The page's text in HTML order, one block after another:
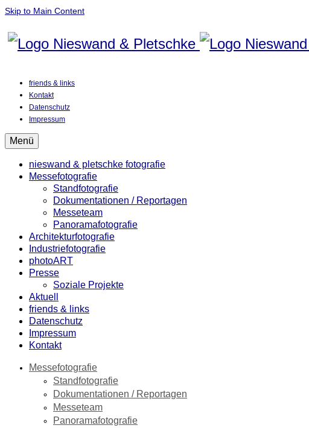
Skip to Main Content
friends & links
Kontakt
Datenschutz
Impressum
Menü
nieswand & pletschke fotografie
Messefotografie
Standfotografie
Dokumentationen / Reportagen
Messeteam
Panoramafotografie
Architekturfotografie
Industriefotografie
photoART
Presse
Soziale Projekte
Aktuell
friends & links
Datenschutz
Impressum
Kontakt
Messefotografie
Standfotografie
Dokumentationen / Reportagen
Messeteam
Panoramafotografie